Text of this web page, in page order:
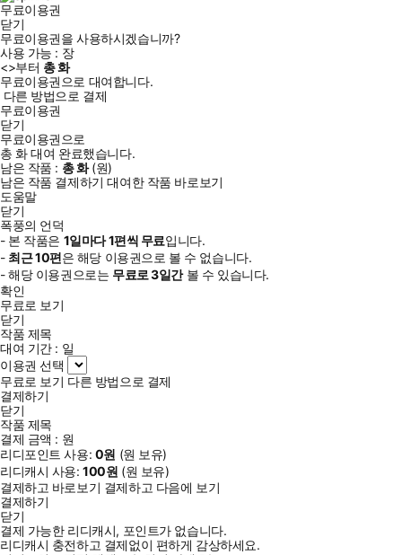
무료이용권
닫기
무료이용권을 사용하시겠습니까?
사용 가능 : 장
<>부터 총화
무료이용권으로 대여합니다.
다른 방법으로 결제
무료이용권
닫기
무료이용권으로
총 화대여 완료했습니다.
남은 작품 : 총화(원)
남은 작품 결제하기 대여한 작품 바로보기
도움말
닫기
폭풍의 언덕
- 본 작품은 1일마다1편씩 무료입니다.
- 최근10편은 해당 이용권으로 볼 수 없습니다.
- 해당 이용권으로는 무료로3일간볼 수 있습니다.
확인
무료로 보기
닫기
작품 제목
대여 기간 : 일
이용권 선택
무료로 보기 다른 방법으로 결제
결제하기
닫기
작품 제목
결제 금액 : 원
리디포인트 사용: 0원 (원 보유)
리디캐시 사용:100원 (원 보유)
결제하고 바로보기 결제하고 다음에 보기
결제하기
닫기
결제 가능한 리디캐시, 포인트가 없습니다.
리디캐시 충전하고 결제없이 편하게 감상하세요.